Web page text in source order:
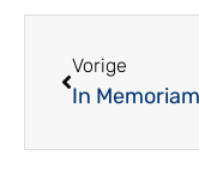
Vorige